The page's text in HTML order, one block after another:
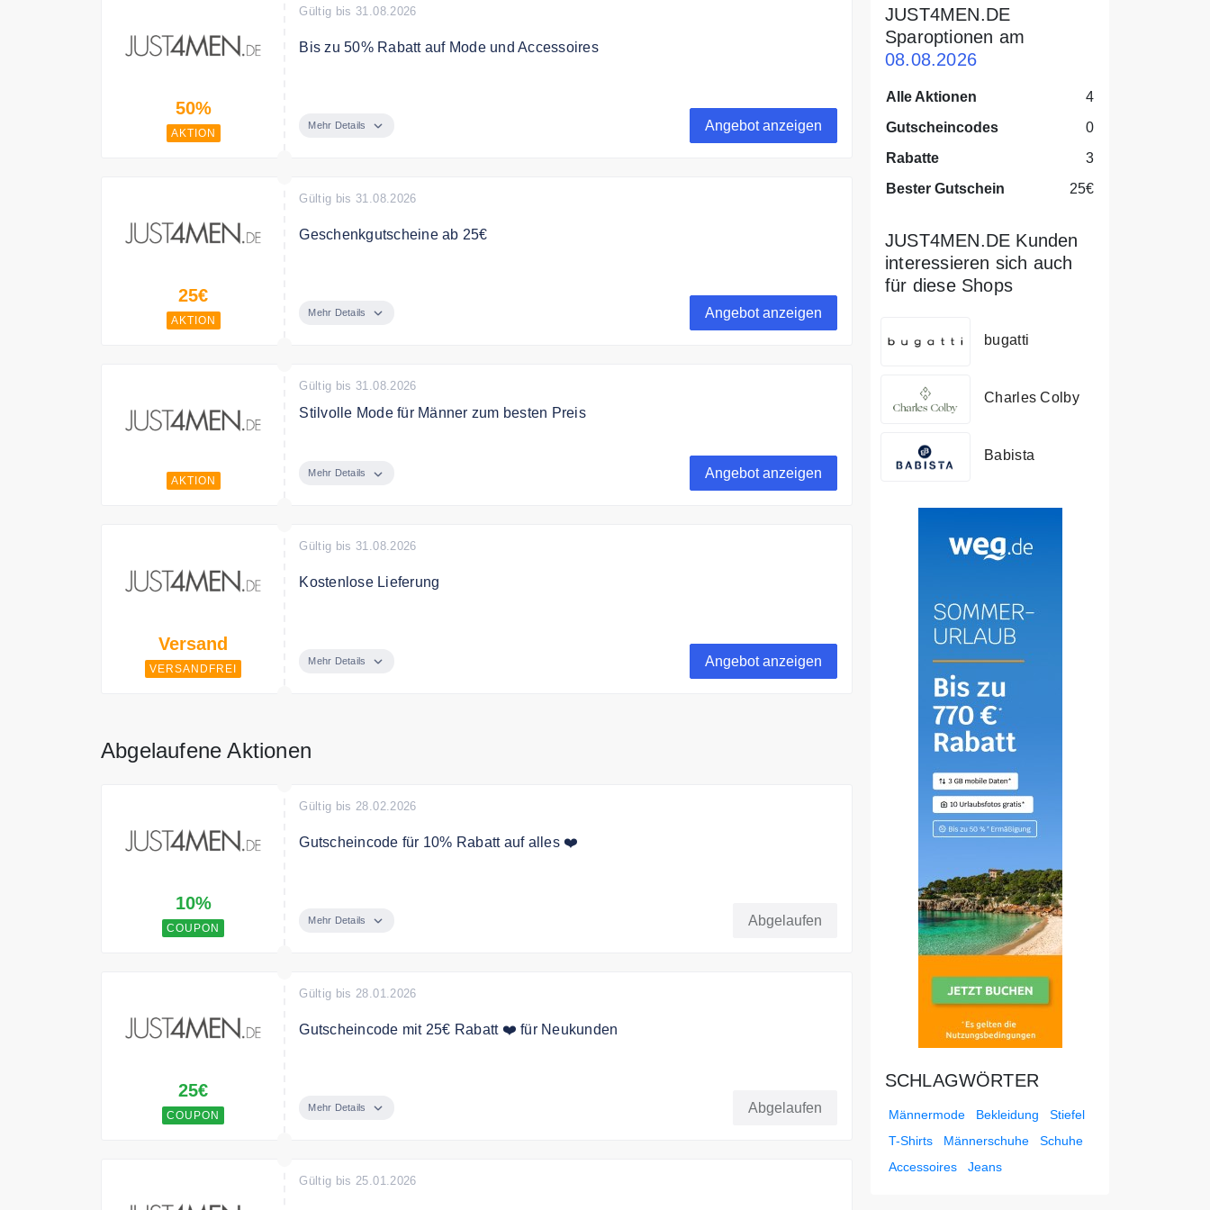
50%
AKTION
Gültig bis 31.08.2026
Bis zu 50% Rabatt auf Mode und Accessoires
Mehr Details Angebot anzeigen
25€
AKTION
Gültig bis 31.08.2026
Geschenkgutscheine ab 25€
Mehr Details Angebot anzeigen
AKTION
Gültig bis 31.08.2026
Stilvolle Mode für Männer zum besten Preis
Mehr Details Angebot anzeigen
Versand
VERSANDFREI
Gültig bis 31.08.2026
Kostenlose Lieferung
Mehr Details Angebot anzeigen
Abgelaufene Aktionen
10%
COUPON
Gültig bis 28.02.2026
Gutscheincode für 10% Rabatt auf alles ❤️
Mehr Details Abgelaufen
25€
COUPON
Gültig bis 28.01.2026
Gutscheincode mit 25€ Rabatt ❤️ für Neukunden
Mehr Details Abgelaufen
Gültig bis 25.01.2026
JUST4MEN.DE
Sparoptionen am
08.08.2026
Alle Aktionen
4
Gutscheincodes
0
Rabatte
3
Bester Gutschein
25€
JUST4MEN.DE Kunden
interessieren sich auch
für diese Shops
bugatti
Charles Colby
Babista
SCHLAGWÖRTER
Männermode Bekleidung
Stiefel
T-Shirts
Männerschuhe
Schuhe
Accessoires
Jeans